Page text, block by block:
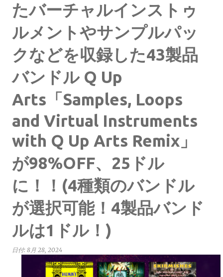
たバーチャルインストゥ
ルメントやサンプルパッ
クなどを収録した43製品
バンドル Q Up
Arts「Samples, Loops
and Virtual Instruments
with Q Up Arts Remix」
が98%OFF、25ドル
に！！(4種類のバンドル
が選択可能！4製品バンド
ルは1ドル！)
日付: 8月 28, 2024